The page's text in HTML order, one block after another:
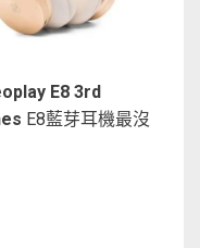
E8 3rd
E8藍芽耳機最沒